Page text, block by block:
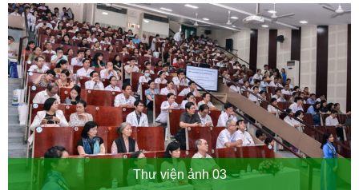
Thư viện ảnh 03